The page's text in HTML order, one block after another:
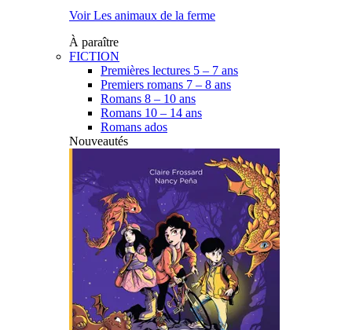
Voir Les animaux de la ferme
À paraître
FICTION
Premières lectures 5 – 7 ans
Premiers romans 7 – 8 ans
Romans 8 – 10 ans
Romans 10 – 14 ans
Romans ados
Nouveautés